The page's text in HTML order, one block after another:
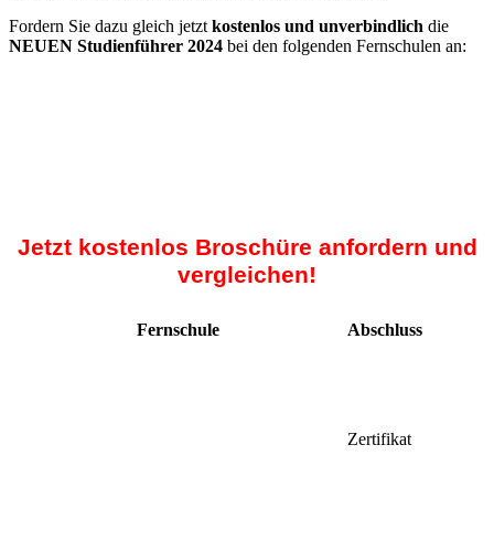
Fordern Sie dazu gleich jetzt kostenlos und unverbindlich die
NEUEN Studienführer 2024 bei den folgenden Fernschulen an:
Jetzt kostenlos Broschüre anfordern und
vergleichen!
Fernschule Abschluss
Zertifikat